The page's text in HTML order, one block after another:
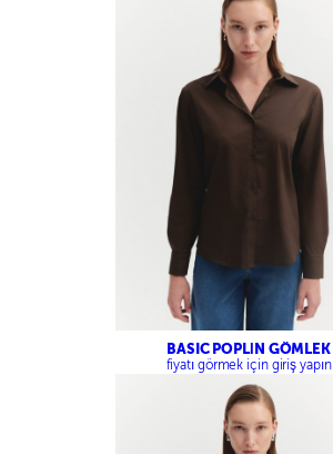
BASIC POPLİN GÖMLEK
fiyatı görmek için giriş yapın